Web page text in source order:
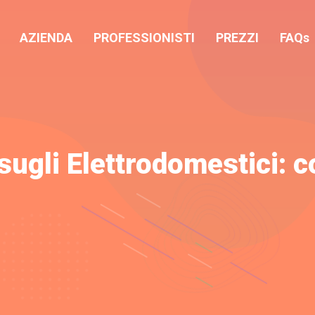
AZIENDA PROFESSIONISTI PREZZI FAQs
Elettrodomestici: